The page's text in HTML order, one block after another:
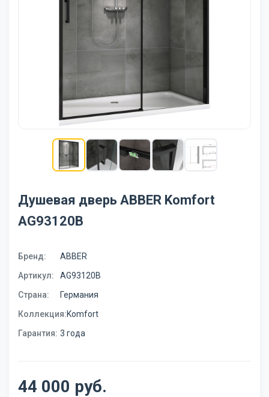
Душевая дверь ABBER Komfort
AG93120B
Бренд:
ABBER
Артикул:
AG93120B
Страна:
Германия
Коллекция:Komfort
Гарантия: 3 года
44 000 руб.